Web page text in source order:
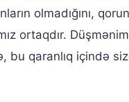
olmadığını,
ortaqdır.
bu qaranlıq içində